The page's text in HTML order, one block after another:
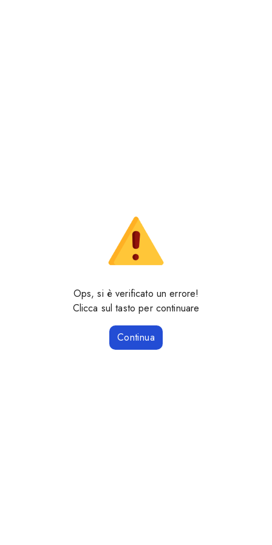
Ops, si è verificato un errore!
Clicca sul tasto per continuare
Continua